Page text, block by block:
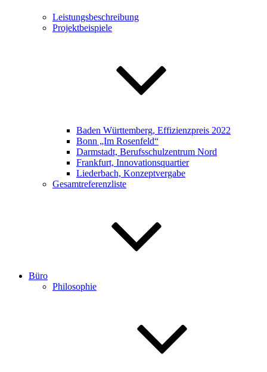
Leistungsbeschreibung
Projektbeispiele
Baden Württemberg, Effizienzpreis 2022
Bonn „Im Rosenfeld“
Darmstadt, Berufsschulzentrum Nord
Frankfurt, Innovationsquartier
Liederbach, Konzeptvergabe
Gesamtreferenzliste
Büro
Philosophie